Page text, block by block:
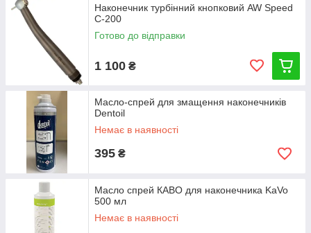
Наконечник турбінний кнопковий AW Speed
C-200
Готово до відправки
1 100 ₴
Масло-спрей для змащення наконечників
Dentoil
Немає в наявності
395 ₴
Масло спрей КАВО для наконечника KaVo
500 мл
Немає в наявності